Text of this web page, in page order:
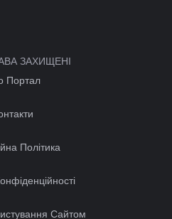
ЗАХИЩЕНІ
Портал
Політика
Сайтом